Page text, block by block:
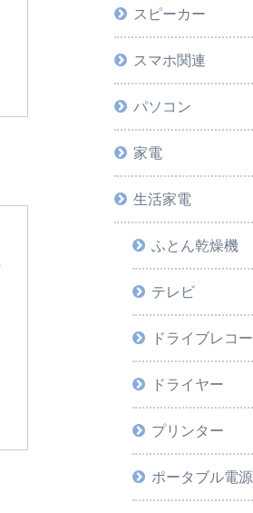
スピーカー
スマホ関連
パソコン
家電
生活家電
ふとん乾燥機
テレビ
ドライブレコ
ドライヤー
プリンター
ポータブル電源